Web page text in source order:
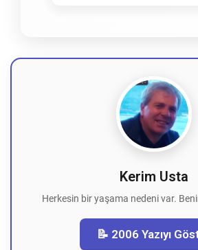
Kerim Usta
Herkesin bir yaşama nedeni var.
📝 2006 Yazıyı